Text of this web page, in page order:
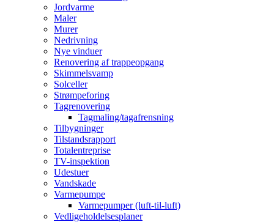
Jordvarme
Maler
Murer
Nedrivning
Nye vinduer
Renovering af trappeopgang
Skimmelsvamp
Solceller
Strømpeforing
Tagrenovering
Tagmaling/tagafrensning
Tilbygninger
Tilstandsrapport
Totalentreprise
TV-inspektion
Udestuer
Vandskade
Varmepumpe
Varmepumper (luft-til-luft)
Vedligeholdelsesplaner